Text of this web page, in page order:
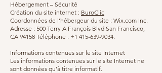
Hébergement – Sécurité
Création du site internet : BuroClic
Coordonnées de l’hébergeur du site : Wix.com Inc.
Adresse : 500 Terry A François Blvd San Francisco,
CA 94158 Téléphone : +1 415-639-9034.
Informations contenues sur le site Internet
Les informations contenues sur le site Internet ne
sont données qu’à titre informatif.